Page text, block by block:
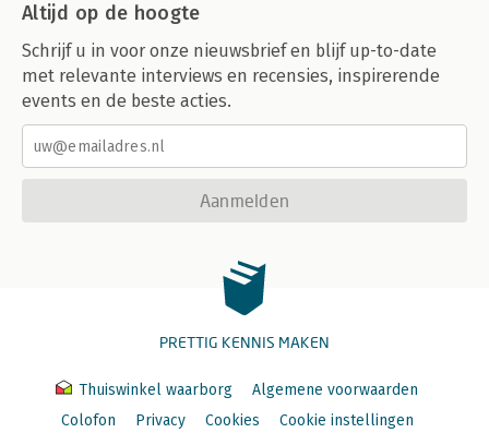
Altijd op de hoogte
Schrijf u in voor onze nieuwsbrief en blijf up-to-date
met relevante interviews en recensies, inspirerende
events en de beste acties.
Aanmelden
PRETTIG KENNIS MAKEN
Thuiswinkel waarborg
Algemene voorwaarden
Colofon
Privacy Cookies Cookie instellingen